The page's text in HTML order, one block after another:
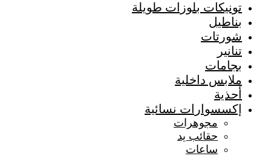
تونيكات بلوزات طويلة
بناطيل
شورتات
تنانير
بجامات
ملابس داخلية
أحذية
إكسسوارات نسائية
مجوهرات
حقائب يد
ساعات